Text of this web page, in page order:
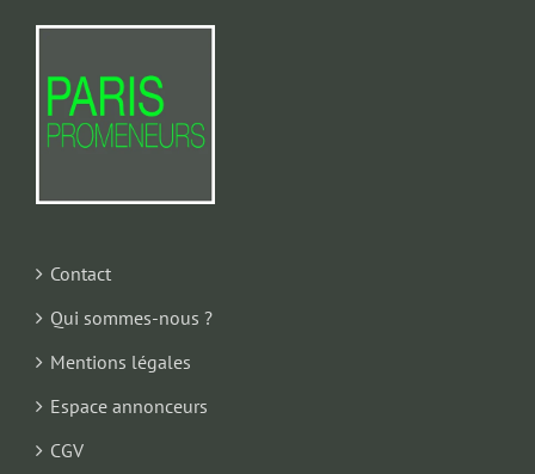
Contact
Qui sommes-nous ?
Mentions légales
Espace annonceurs
CGV